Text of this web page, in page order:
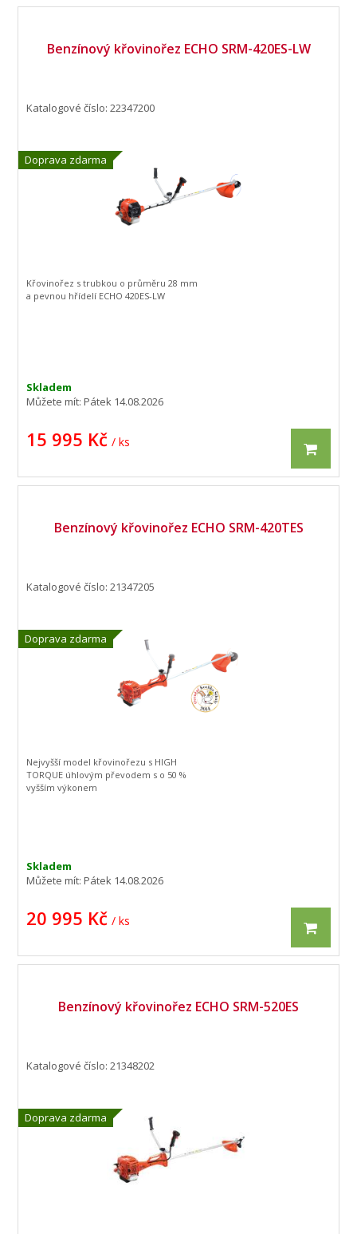
Benzínový křovinořez ECHO SRM-420ES-LW
Doprava zdarma
Katalogové číslo: 22347200
Skladem
Můžete mít:Pátek 14.08.2026
15 995 Kč / ks
Křovinořez s trubkou o průměru 28 mm
a pevnou hřídelí ECHO 420ES-LW
Benzínový křovinořez ECHO SRM-420TES
Doprava zdarma
Katalogové číslo: 21347205
Skladem
Můžete mít:Pátek 14.08.2026
20 995 Kč / ks
Nejvyšší model křovinořezu s HIGH
TORQUE úhlovým převodem s o 50 %
vyšším výkonem
Benzínový křovinořez ECHO SRM-520ES
Doprava zdarma
Katalogové číslo: 21348202